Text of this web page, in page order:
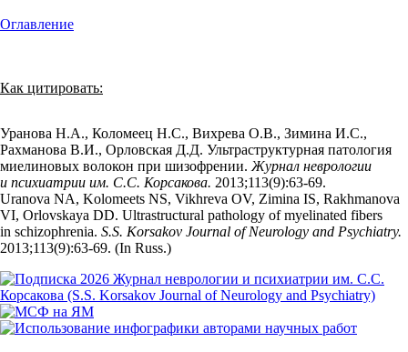
Оглавление
Как цитировать:
Уранова Н.А., Коломеец Н.С., Вихрева О.В., Зимина И.С.,
Рахманова В.И., Орловская Д.Д. Ультраструктурная патология
миелиновых волокон при шизофрении. Журнал неврологии
и психиатрии им. С.С. Корсакова. 2013;113(9):63‑69.
Uranova NA, Kolomeets NS, Vikhreva OV, Zimina IS, Rakhmanova
VI, Orlovskaya DD. Ultrastructural pathology of myelinated fibers
in schizophrenia. S.S. Korsakov Journal of Neurology and Psychiatry.
2013;113(9):63‑69. (In Russ.)